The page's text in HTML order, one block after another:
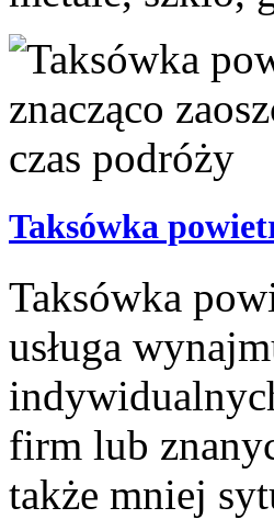
Taksówka
Taksówka
usługa
firm lub
także mniej